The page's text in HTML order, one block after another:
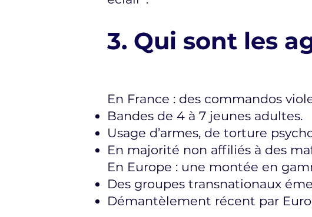
3. Qui sont les
En France : des commandos
Bandes de 4 à 7 jeunes adultes.
Usage d’armes, de torture
En majorité non affiliés à des
En Europe : une montée en
Des groupes transnationaux
Démantèlement récent par